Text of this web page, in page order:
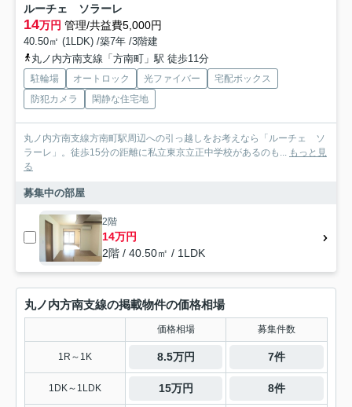
ルーチェ ソラーレ
14万円 管理/共益費5,000円
40.50㎡ (1LDK) /築7年 /3階建
丸ノ内方南支線「方南町」駅 徒歩11分
駐輪場 オートロック 光ファイバー
宅配ボックス
防犯カメラ
閑静な住宅地
丸ノ内方南支線方南町駅周辺への引っ越しをお考えなら「ルーチェ ソ
ラーレ」。徒歩15分の距離に私立東京立正中学校があるのも...
もっと見
る
募集中の部屋
2階
14万円
2階 / 40.50㎡ / 1LDK
丸ノ内方南支線の掲載物件の価格相場
価格相場 募集件数
1R～1K 8.5万円 7件
1DK～1LDK 15万円 8件